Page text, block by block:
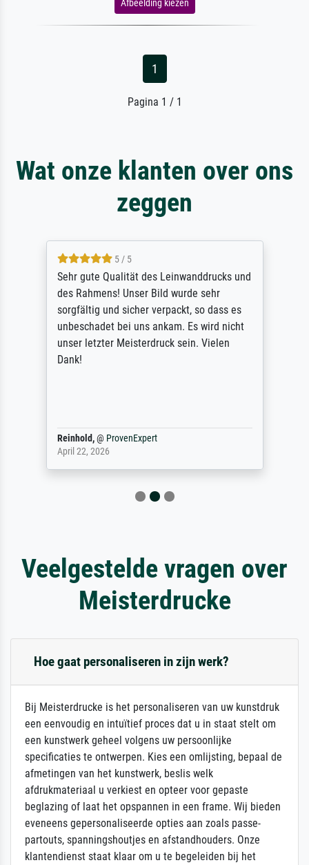
Afbeelding kiezen
1
Pagina 1 / 1
Wat onze klanten over ons
zeggen
5 / 5
Sehr gute Qualität des Leinwanddrucks und
des Rahmens! Unser Bild wurde sehr
sorgfältig und sicher verpackt, so dass es
unbeschadet bei uns ankam. Es wird nicht
unser letzter Meisterdruck sein. Vielen
Dank!
Reinhold,@ ProvenExpert
April 22, 2026
Veelgestelde vragen over
Meisterdrucke
Hoe gaat personaliseren in zijn werk?
Bij Meisterdrucke is het personaliseren van uw kunstdruk
een eenvoudig en intuïtief proces dat u in staat stelt om
een kunstwerk geheel volgens uw persoonlijke
specificaties te ontwerpen. Kies een omlijsting, bepaal de
afmetingen van het kunstwerk, beslis welk
afdrukmateriaal u verkiest en opteer voor gepaste
beglazing of laat het opspannen in een frame. Wij bieden
eveneens gepersonaliseerde opties aan zoals passe-
partouts, spanningshoutjes en afstandhouders. Onze
klantendienst staat klaar om u te begeleiden bij het